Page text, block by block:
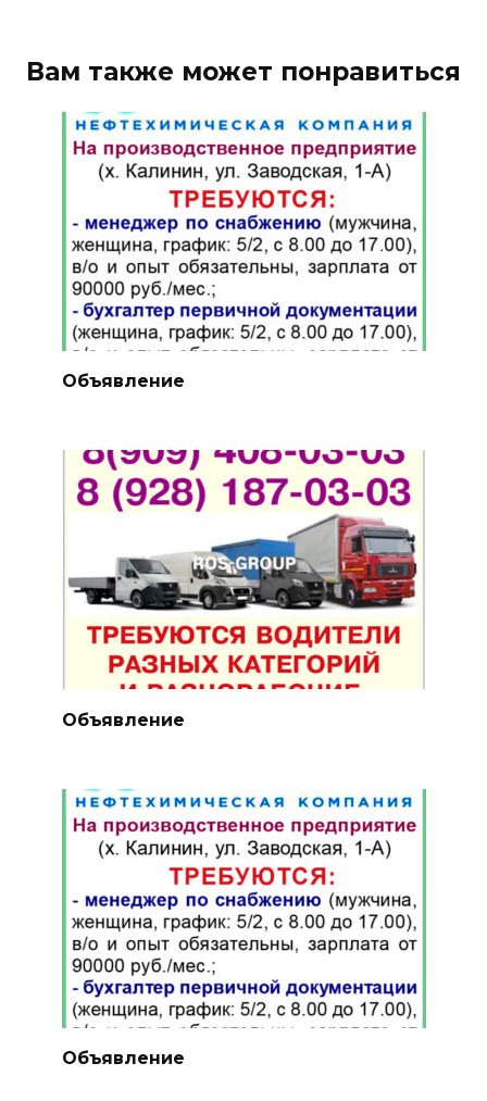
Вам также может понравиться
Объявление
Объявление
Объявление